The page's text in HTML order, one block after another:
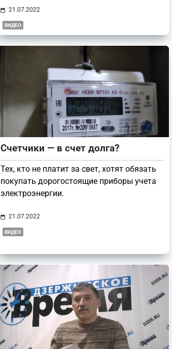
21.07.2022
ВИДЕО
Счетчики — в счет долга?
Тех, кто не платит за свет, хотят обязать
покупать дорогостоящие приборы учета
электроэнергии.
21.07.2022
ВИДЕО